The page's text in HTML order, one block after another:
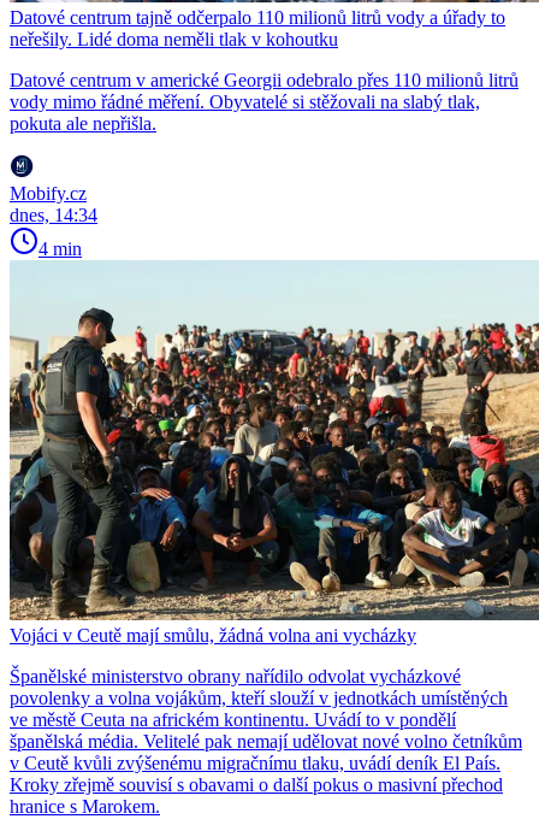
Datové centrum tajně odčerpalo 110 milionů litrů vody a úřady to
neřešily. Lidé doma neměli tlak v kohoutku
Datové centrum v americké Georgii odebralo přes 110 milionů litrů
vody mimo řádné měření. Obyvatelé si stěžovali na slabý tlak,
pokuta ale nepřišla.
Mobify.cz
dnes, 14:34
4 min
Vojáci v Ceutě mají smůlu, žádná volna ani vycházky
Španělské ministerstvo obrany nařídilo odvolat vycházkové
povolenky a volna vojákům, kteří slouží v jednotkách umístěných
ve městě Ceuta na africkém kontinentu. Uvádí to v pondělí
španělská média. Velitelé pak nemají udělovat nové volno četníkům
v Ceutě kvůli zvýšenému migračnímu tlaku, uvádí deník El País.
Kroky zřejmě souvisí s obavami o další pokus o masivní přechod
hranice s Marokem.